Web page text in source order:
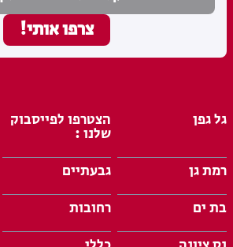
גל גפן הצטרפו לפייסבוק
שלנו :
רמת גן
גבעתיים
בת ים
רחובות